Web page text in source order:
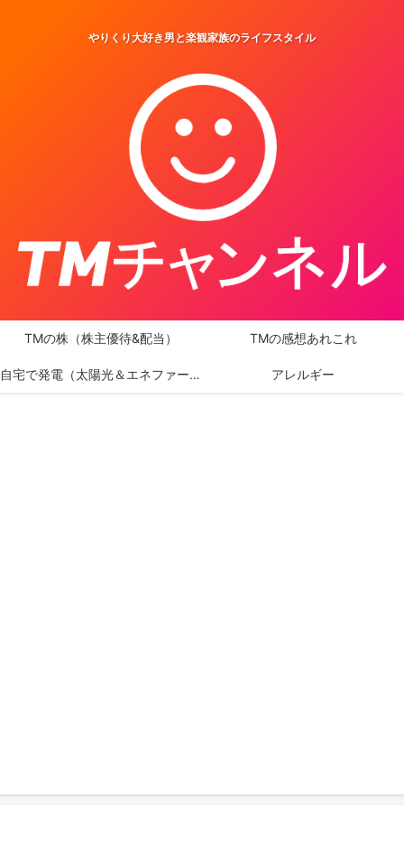
やりくり大好き男と楽観家族のライフスタイル
TMの株（株主優待&配当） TMの感想あれこれ
自宅で発電（太陽光＆エネファーム） アレルギー